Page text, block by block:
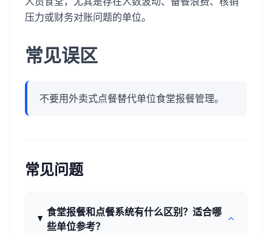
压力或财务对账问题的单位。
常见误区
不要用外卖式点餐替代单位食堂报餐管理。
常见问题
食堂报餐和点餐系统有什么区别？适合哪
些单位参考？